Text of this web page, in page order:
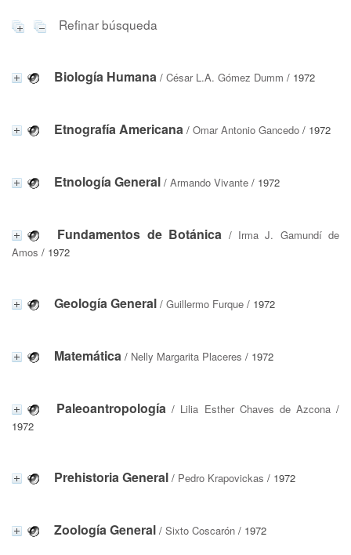
Refinar búsqueda
Biología Humana / César L.A. Gómez Dumm / 1972
Etnografía Americana / Omar Antonio Gancedo / 1972
Etnología General / Armando Vivante / 1972
Fundamentos de Botánica / Irma J. Gamundí de
Amos / 1972
Geología General / Guillermo Furque / 1972
Matemática / Nelly Margarita Placeres / 1972
Paleoantropología / Lilia Esther Chaves de Azcona/
1972
Prehistoria General / Pedro Krapovickas / 1972
Zoología General / Sixto Coscarón / 1972